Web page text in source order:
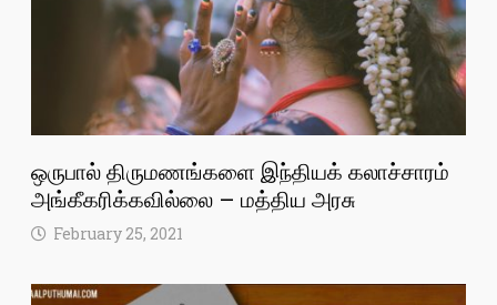
ஒருபால் திருமணங்களை இந்தியக் கலாச்சாரம்
அங்கீகரிக்கவில்லை – மத்திய அரசு
February 25, 2021